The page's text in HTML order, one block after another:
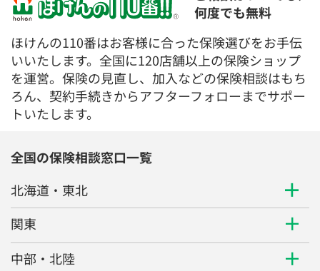
何度でも無料
ほけんの110番はお客様に合った保険選びをお手伝
いいたします。全国に120店舗以上の保険ショップ
を運営。保険の見直し、加入などの保険相談はもち
ろん、契約手続きからアフターフォローまでサポー
トいたします。
全国の保険相談窓口一覧
北海道・東北
関東
中部・北陸